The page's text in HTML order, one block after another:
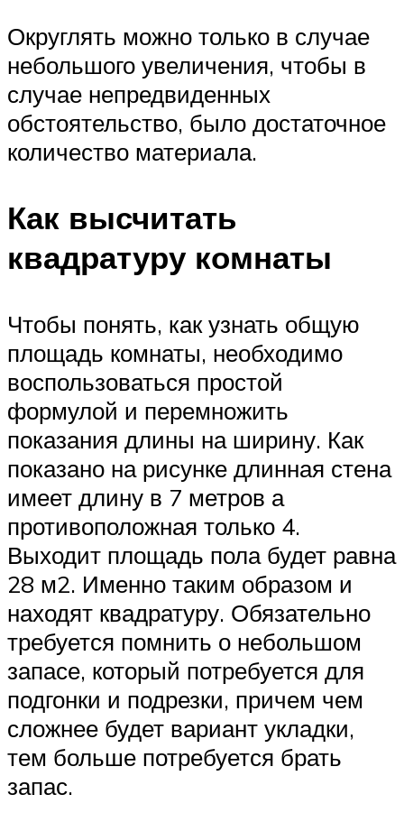
Округлять можно только в случае
небольшого увеличения, чтобы в
случае непредвиденных
обстоятельство, было достаточное
количество материала.
Как высчитать
квадратуру комнаты
Чтобы понять, как узнать общую
площадь комнаты, необходимо
воспользоваться простой
формулой и перемножить
показания длины на ширину. Как
показано на рисунке длинная стена
имеет длину в 7 метров а
противоположная только 4.
Выходит площадь пола будет равна
28 м2. Именно таким образом и
находят квадратуру. Обязательно
требуется помнить о небольшом
запасе, который потребуется для
подгонки и подрезки, причем чем
сложнее будет вариант укладки,
тем больше потребуется брать
запас.